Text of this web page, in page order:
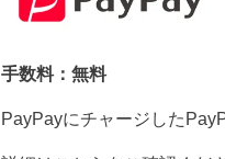
手数料：無料
PayPayにチャージした